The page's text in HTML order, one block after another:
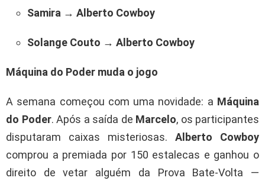
Samira → Alberto Cowboy
Solange Couto → Alberto Cowboy
Máquina do Poder muda o jogo
A semana começou com uma novidade: a Máquina
do Poder. Após a saída de Marcelo, os participantes
disputaram caixas misteriosas. Alberto Cowboy
comprou a premiada por 150 estalecas e ganhou o
direito de vetar alguém da Prova Bate-Volta —